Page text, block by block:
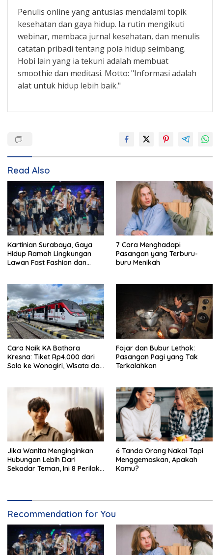
Penulis online yang antusias mendalami topik
kesehatan dan gaya hidup. Ia rutin mengikuti
webinar, membaca jurnal kesehatan, dan menulis
catatan pribadi tentang pola hidup seimbang.
Hobi lain yang ia tekuni adalah membuat
smoothie dan meditasi. Motto: "Informasi adalah
alat untuk hidup lebih baik."
Read Also
Kartinian Surabaya, Gaya
Hidup Ramah Lingkungan
Lawan Fast Fashion dan
7 Cara Menghadapi
Pasangan yang Terburu-
buru Menikah
Cara Naik KA Bathara
Kresna: Tiket Rp4.000 dari
Solo ke Wonogiri, Wisata dan
Fajar dan Bubur Lethok:
Pasangan Pagi yang Tak
Terkalahkan
Jika Wanita Menginginkan
Hubungan Lebih Dari
Sekadar Teman, Ini 8 Perilaku
6 Tanda Orang Nakal Tapi
Menggemaskan, Apakah
Kamu?
Recommendation for You